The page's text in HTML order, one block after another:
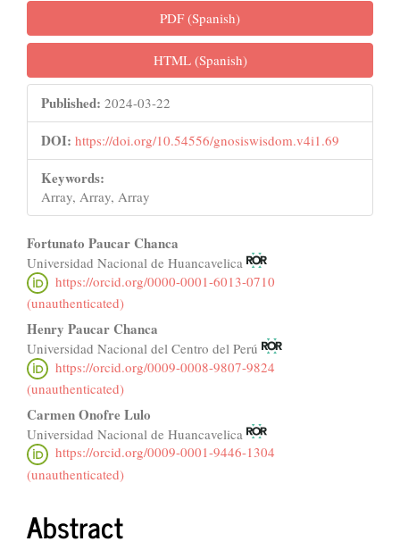
PDF (Spanish)
HTML (Spanish)
Published: 2024-03-22
DOI: https://doi.org/10.54556/gnosiswisdom.v4i1.69
Keywords:
Array, Array, Array
Main
Article
Content
Fortunato Paucar Chanca
Universidad Nacional de Huancavelica
https://orcid.org/0000-0001-6013-0710
(unauthenticated)
Henry Paucar Chanca
Universidad Nacional del Centro del Perú
https://orcid.org/0009-0008-9807-9824
(unauthenticated)
Carmen Onofre Lulo
Universidad Nacional de Huancavelica
https://orcid.org/0009-0001-9446-1304
(unauthenticated)
Abstract